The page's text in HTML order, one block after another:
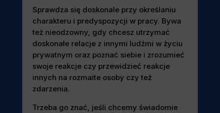
Sprawdza się doskonale przy określaniu
charakteru i predyspozycji w pracy. Bywa
też nieodzowny, gdy chcesz utrzymać
doskonałe relacje z innymi ludźmi w życiu
prywatnym oraz poznać siebie i zrozumieć
swoje reakcje czy przewidzieć reakcje
innych na rozmaite osoby czy też
zdarzenia.
Trzeba go znać, jeśli chcemy świadomie